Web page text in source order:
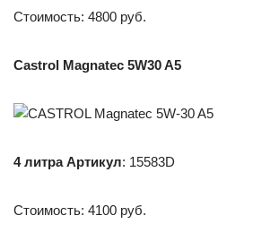
Стоимость: 4800 руб.
Castrol Magnatec 5W30 A5
4 литра Артикул: 15583D
Стоимость: 4100 руб.